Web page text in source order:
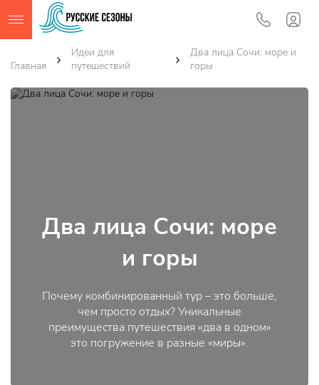
Главная
Идеи для
путешествий
Два лица Сочи: море и
горы
Два лица Сочи: море
и горы
Почему комбинированный тур – это больше,
чем просто отдых? Уникальные
преимущества путешествия «два в одном»
это погружение в разные «миры».